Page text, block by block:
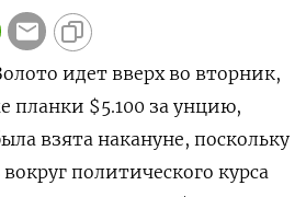
идет вверх во вторник,
планки $5.100 за унцию,
взята накануне, поскольку
политического курса